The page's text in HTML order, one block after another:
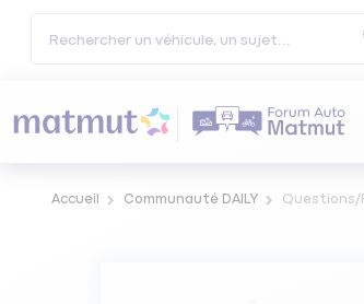
Accueil Communauté DAILY Questions/